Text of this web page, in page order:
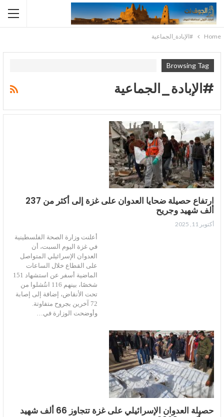
Home #الإبادة_الجماعية
Browsing Tag
#الإبادة_الجماعية
ارتفاع حصيلة ضحايا العدوان على غزة إلى أكثر من 237
ألف شهيد وجريح
أكتوبر 11, 2025
أعلنت وزارة الصحة الفلسطينية
في غزة اليوم السبت، أن
العدوان الإسرائيلي المتواصل
على القطاع خلال الساعات
الماضية أسفر عن استشهاد 151
شخصًا، بينهم 116 انتُشلوا من
تحت الأنقاض، إضافة إلى إصابة
72 آخرين بجروح متفاوتة.
وأوضحت الوزارة في…
حصيلة العدوان الإسرائيلي على غزة تتجاوز 66 ألف شهيد